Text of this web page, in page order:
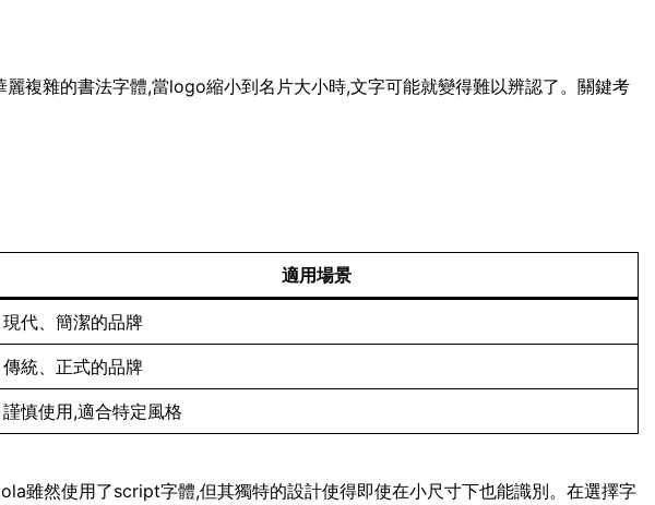
複雜的書法字體,當logo縮小到名片大小時,文字可能就變得難以辨認了。關鍵考
適用場景
現代、簡潔的品牌
傳統、正式的品牌
謹慎使用,適合特定風格
雖然使用了script字體,但其獨特的設計使得即使在小尺寸下也能識別。在選擇字